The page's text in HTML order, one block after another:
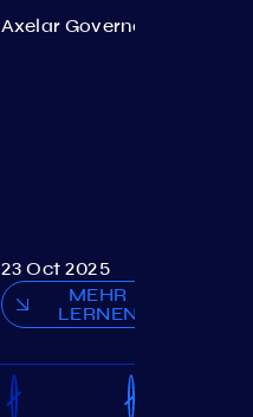
23 Oct 2025
MEHR
LERNEN